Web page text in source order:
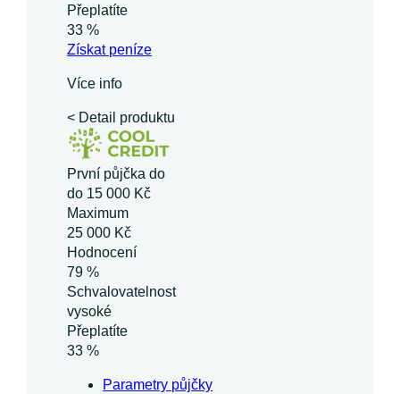
Přeplatíte
33 %
Získatpeníze
Více info
< Detail produktu
První půjčka do
do 15 000 Kč
Maximum
25 000 Kč
Hodnocení
79 %
Schvalovatelnost
vysoké
Přeplatíte
33 %
Parametry půjčky